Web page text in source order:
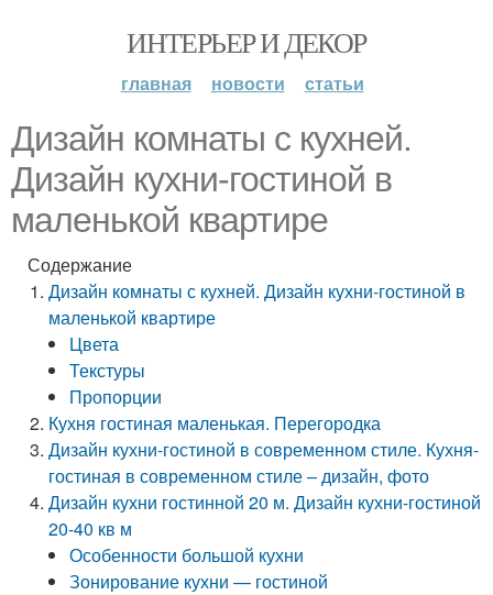
ИНТЕРЬЕР И ДЕКОР
главная новости статьи
Дизайн комнаты с кухней.
Дизайн кухни-гостиной в
маленькой квартире
Содержание
Дизайн комнаты с кухней. Дизайн кухни-гостиной в
маленькой квартире
Цвета
Текстуры
Пропорции
Кухня гостиная маленькая. Перегородка
Дизайн кухни-гостиной в современном стиле. Кухня-
гостиная в современном стиле – дизайн, фото
Дизайн кухни гостинной 20 м. Дизайн кухни-гостиной
20-40 кв м
Особенности большой кухни
Зонирование кухни — гостиной